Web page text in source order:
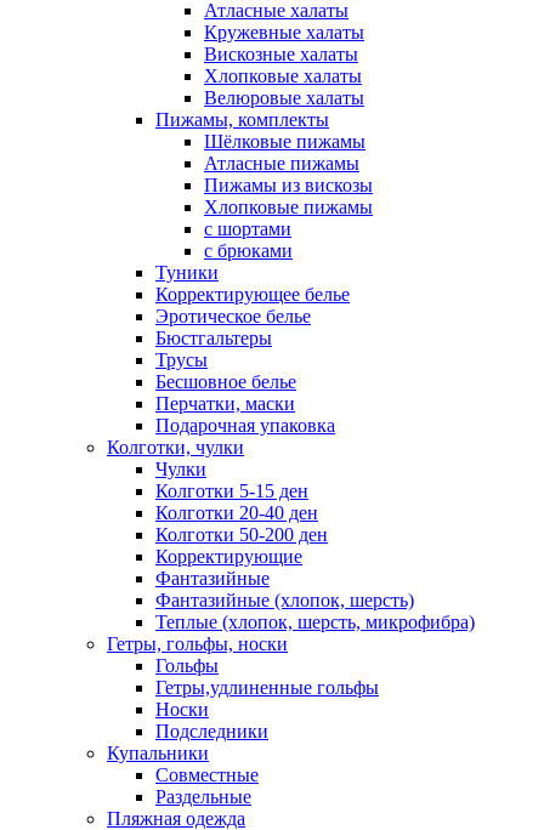
Атласные халаты
Кружевные халаты
Вискозные халаты
Хлопковые халаты
Велюровые халаты
Пижамы, комплекты
Шёлковые пижамы
Атласные пижамы
Пижамы из вискозы
Хлопковые пижамы
с шортами
с брюками
Туники
Корректирующее белье
Эротическое белье
Бюстгальтеры
Трусы
Бесшовное белье
Перчатки, маски
Подарочная упаковка
Колготки, чулки
Чулки
Колготки 5-15 ден
Колготки 20-40 ден
Колготки 50-200 ден
Корректирующие
Фантазийные
Фантазийные (хлопок, шерсть)
Теплые (хлопок, шерсть, микрофибра)
Гетры, гольфы, носки
Гольфы
Гетры,удлиненные гольфы
Носки
Подследники
Купальники
Совместные
Раздельные
Пляжная одежда